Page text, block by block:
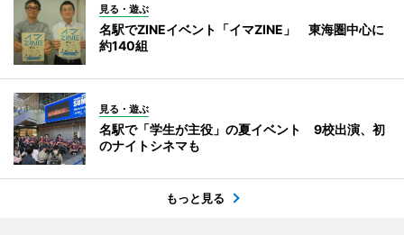
見る・遊ぶ
名駅でZINEイベント「イマZINE」 東海圏中心に
約140組
見る・遊ぶ
名駅で「学生が主役」の夏イベント 9校出演、初
のナイトシネマも
もっと見る